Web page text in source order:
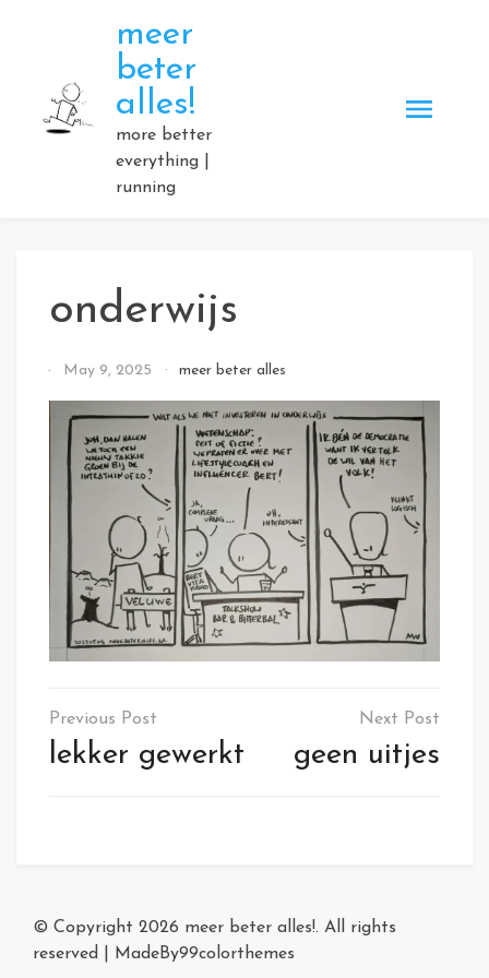
meer
beter
alles!
more better
everything |
running
onderwijs
ByMay 9, 2025 meer beter alles
Post
navigation
lekker gewerkt geen uitjes
© Copyright 2026 meer beter alles!. All rights
reserved
MadeBy99colorthemes